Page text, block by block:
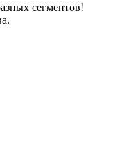
сегментов!